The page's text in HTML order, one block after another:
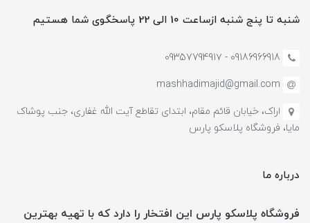
شنبه تا پنج شنبه ازساعت 10 الی 22 پاسخگوی شما هستیم
09186966918 - 0935779491۷
mashhadimajid@gmail.com
اراک، خیابان قائم مقام، ابتدای تقاطع آیت الله غفاری، جنب پوشاک
مایا، فروشگاه پلاسکو پارس
درباره ما
فروشگاه پلاسکو پارس این افتخار را دارد که با تهیه بهترین